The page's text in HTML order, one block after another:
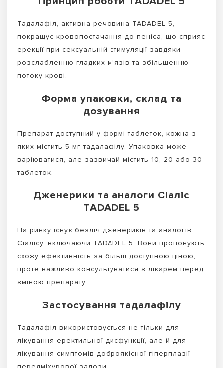
Тадалафіл, активна речовина TADADEL 5,
покращує кровопостачання до пеніса, що сприяє
ерекції при сексуальній стимуляції завдяки
розслабленню гладких м’язів та збільшенню
потоку крові.
Форма упаковки, склад та
дозування
Препарат доступний у формі таблеток, кожна з
яких містить 5 мг тадалафілу. Упаковка може
варіюватися, але зазвичай містить 10, 20 або 30
таблеток.
Дженерики та аналоги Сіаліс
TADADEL 5
На ринку існує безліч дженериків та аналогів
Сіалісу, включаючи TADADEL 5. Вони пропонують
схожу ефективність за більш доступною ціною,
проте важливо консультуватися з лікарем перед
зміною препарату.
Застосування тадалафілу
Тадалафіл використовується не тільки для
лікування еректильної дисфункції, але й для
лікування симптомів доброякісної гіперплазії